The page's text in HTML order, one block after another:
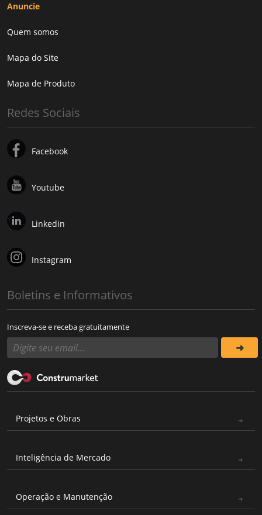
Anuncie
Quem somos
Mapa do Site
Mapa de Produto
Redes Sociais
Facebook
Youtube
Linkedin
Instagram
Boletins e Informativos
Inscreva-se e receba gratuitamente
Projetos e Obras
Inteligência de Mercado
Operação e Manutenção